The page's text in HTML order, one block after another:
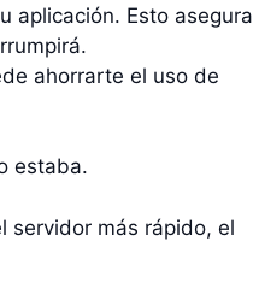
aplicación. Esto asegura
ahorrarte el uso de
estaba.
servidor más rápido, el